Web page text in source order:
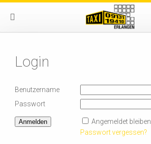
Login
Benutzername
Passwort
Angemeldet bleiben
Passwort vergessen?